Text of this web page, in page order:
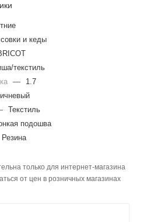
и кеды
текстиль
—
1.7
Текстиль
подошва
Резина
только для интернет-магазина
от цен в розничных магазинах